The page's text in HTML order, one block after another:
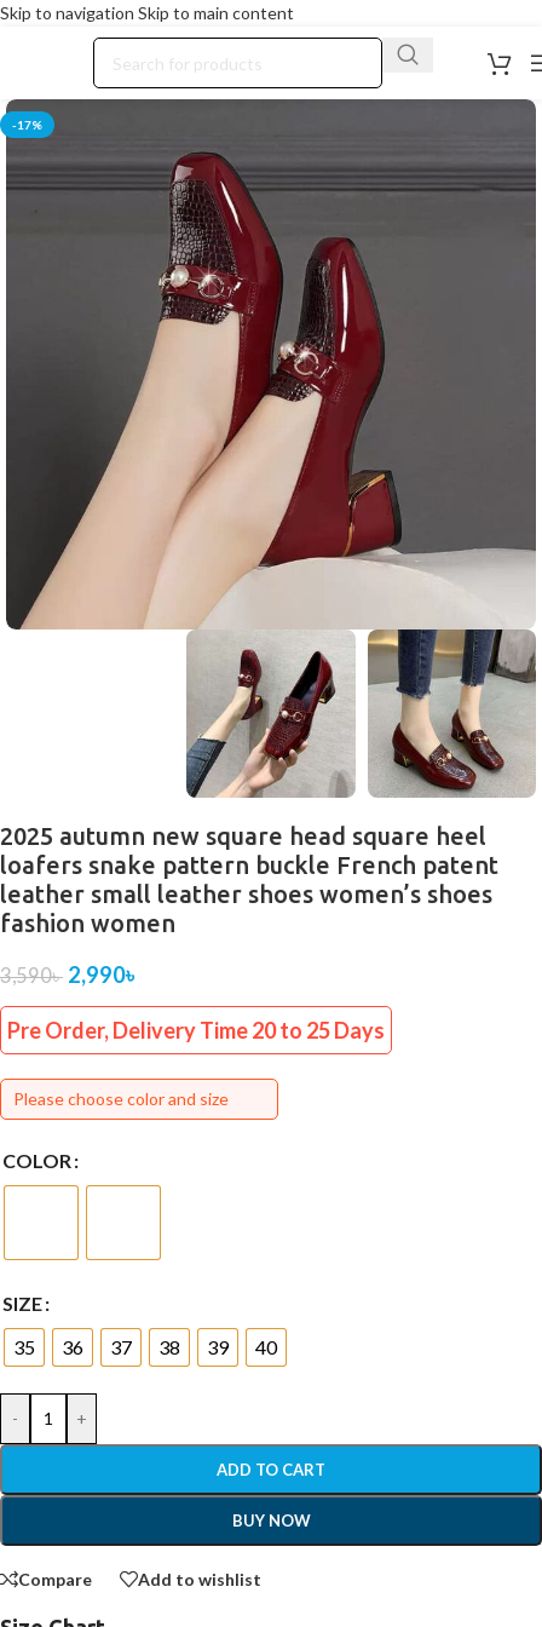
Skip to navigation Skip to main content
-17%
2025 autumn new square head square heel
loafers snake pattern buckle French patent
leather small leather shoes women’s shoes
fashion women
3,590৳ 2,990৳
Pre Order, Delivery Time 20 to 25 Days
Please choose color and size
COLOR
SIZE
35
36 37 38 39 40
- +
ADD TO CART
BUY NOW
Compare Add to wishlist